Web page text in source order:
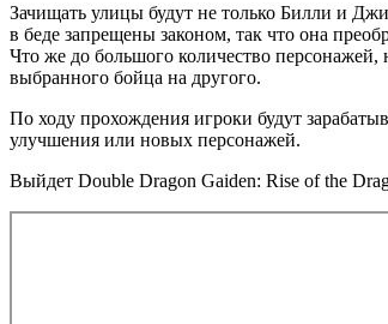
Зачищать улицы будут не только Билли и
в беде запрещены законом, так что она
Что же до большого количество персонажей,
выбранного бойца на другого.
По ходу прохождения игроки будут
улучшения или новых персонажей.
Выйдет Double Dragon Gaiden: Rise of the